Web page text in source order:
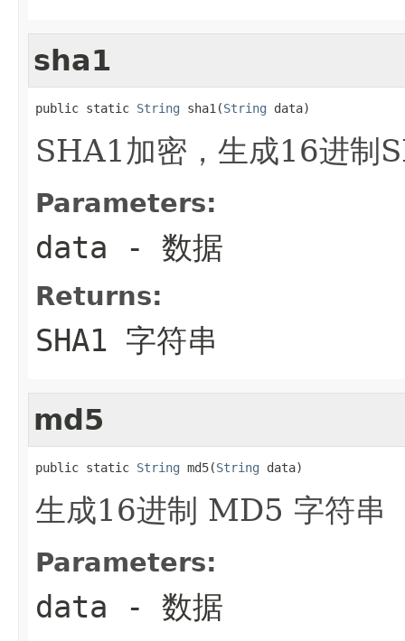
sha1
public static String sha1(String data)
SHA1加密，生成16进制
Parameters:
data - 数据
Returns:
SHA1 字符串
md5
public static String md5(String data)
生成16进制 MD5 字符串
Parameters:
data - 数据